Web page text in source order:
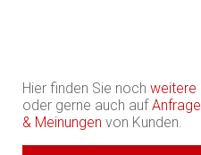
Hier finden Sie noch weitere
oder gerne auch aufAnfrage
& Meinungen von Kunden.